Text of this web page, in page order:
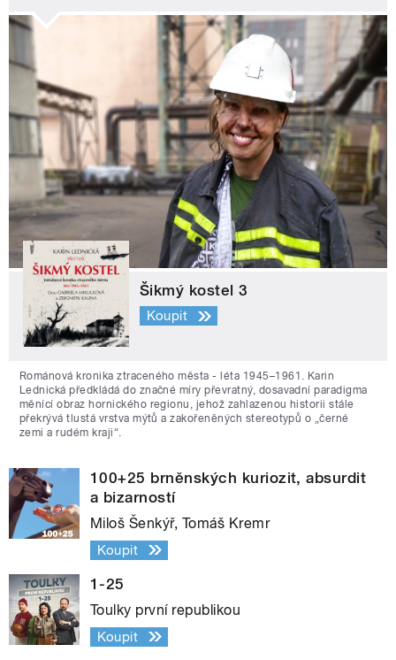
Šikmý kostel 3
Koupit
Románová kronika ztraceného města - léta 1945–1961. Karin
Lednická předkládá do značné míry převratný, dosavadní paradigma
měnící obraz hornického regionu, jehož zahlazenou historii stále
překrývá tlustá vrstva mýtů a zakořeněných stereotypů o „černé
zemi a rudém kraji“.
100+25 brněnských kuriozit, absurdit
a bizarností
Miloš Šenkýř, Tomáš Kremr
Koupit
1-25
Toulky první republikou
Koupit